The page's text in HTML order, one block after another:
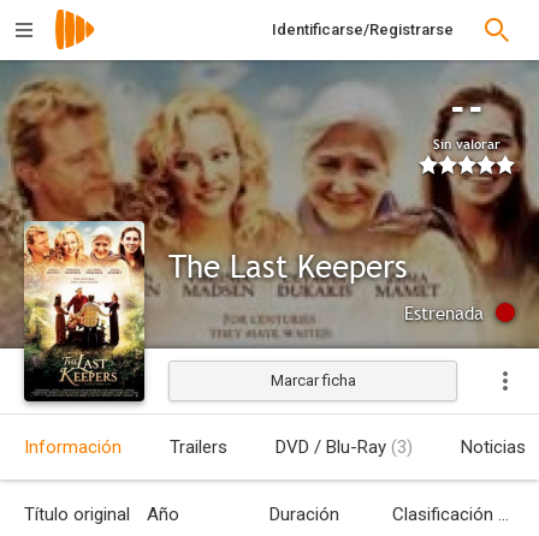
Identificarse/Registrarse
--
Sin valorar
The Last Keepers
Estrenada
Marcar ficha
Información Trailers DVD / Blu-Ray (3) Noticias
Título original Año Duración Clasificación por edades